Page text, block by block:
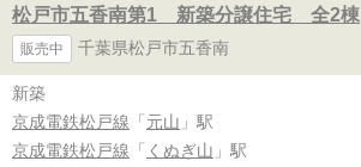
松戸市五香南第1 新築分譲住宅 全2棟
販売中 千葉県松戸市五香南
新築
京成電鉄松戸線 「 元山 」駅
京成電鉄松戸線 「 くぬぎ山 」駅